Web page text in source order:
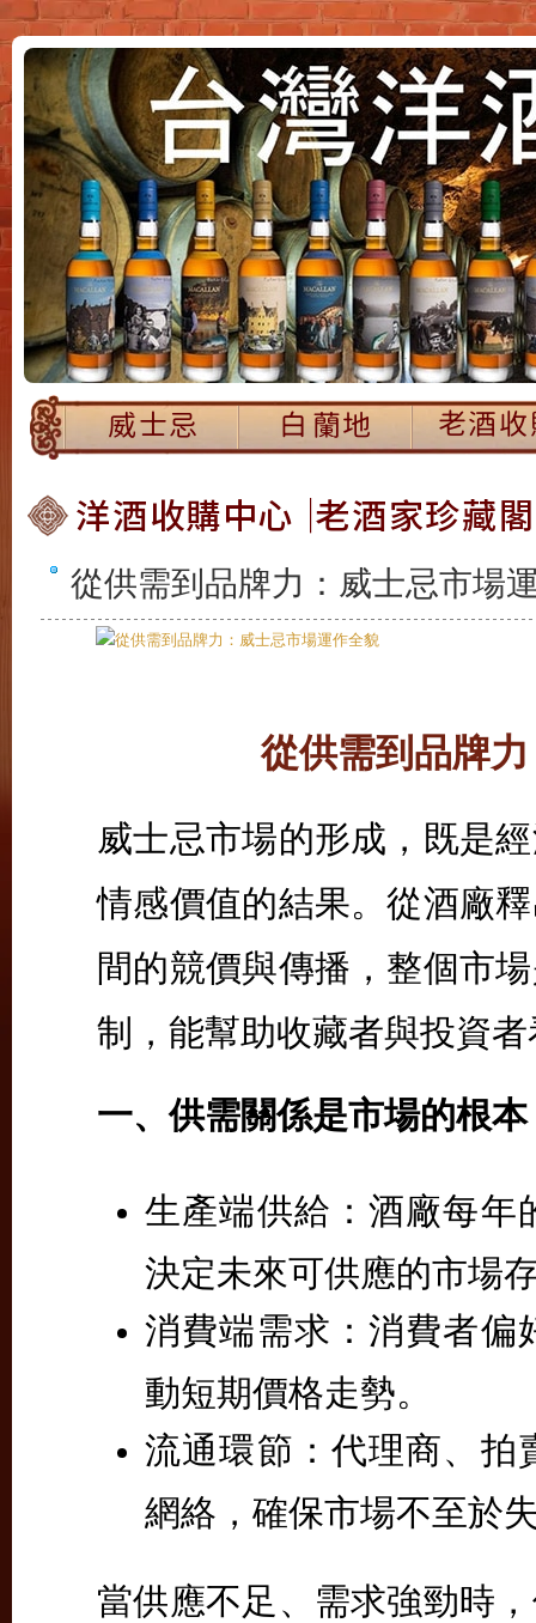
從供需到品牌力：威士忌市場
從供需到品牌
威士忌市場的形成，既是
情感價值的結果。從酒廠
間的競價與傳播，整個市
制，能幫助收藏者與投資
一、供需關係是市場的根本
生產端供給： 酒廠每年
決定未來可供應的市場
消費端需求： 消費者偏
動短期價格走勢。
流通環節： 代理商、拍
網絡，確保市場不至於
當供應不足、需求強勁時